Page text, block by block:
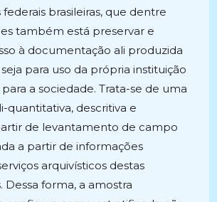
federais brasileiras, que dentre
também está preservar e
à documentação ali produzida
para uso da própria instituição
a sociedade. Trata-se de uma
quantitativa, descritiva e
de levantamento de campo
a partir de informações
arquivísticos destas
Dessa forma, a amostra